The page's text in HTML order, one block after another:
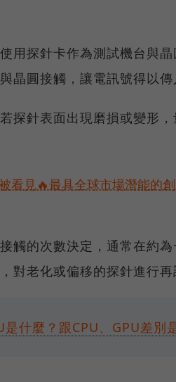
用探針卡作為測試機台與
晶圓接觸，讓電訊號得以傳
探針表面出現磨損或變形
看見🔥最具全球市場潛能的
觸的次數決定，通常在約
對老化或偏移的探針進行再
是什麼？跟CPU、GPU差別